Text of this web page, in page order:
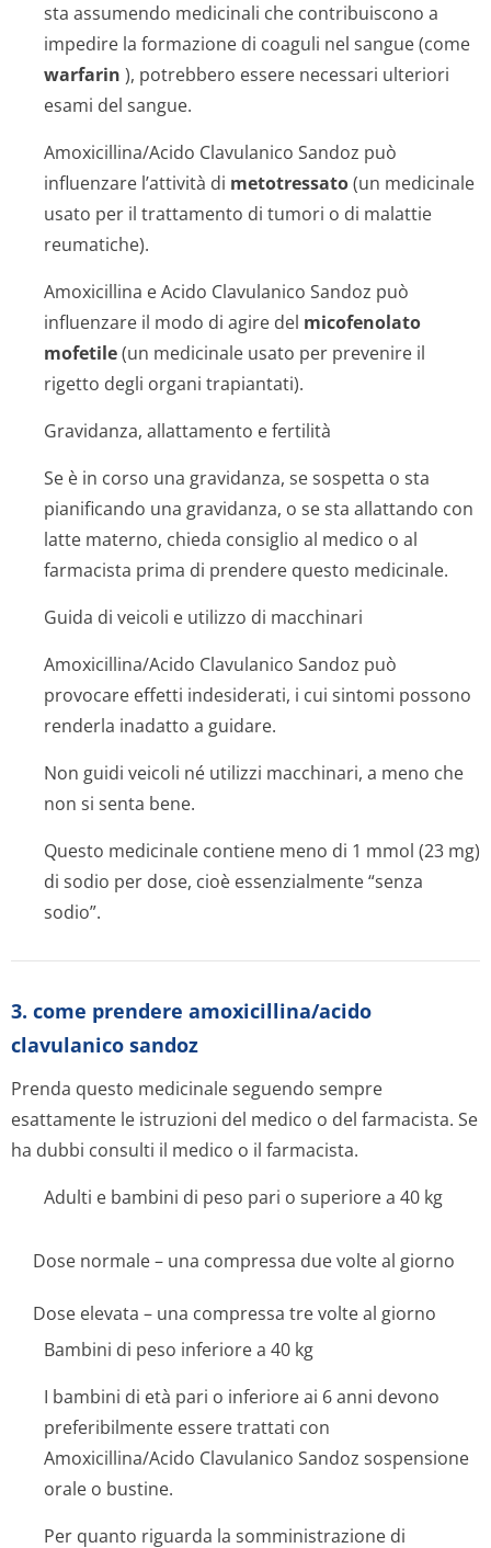
sta assumendo medicinali che contribuiscono a
impedire la formazione di coaguli nel sangue (come
warfarin ), potrebbero essere necessari ulteriori
esami del sangue.
Amoxicillina/Acido Clavulanico Sandoz può
influenzare l’attività di metotressato(un medicinale
usato per il trattamento di tumori o di malattie
reumatiche).
Amoxicillina e Acido Clavulanico Sandoz può
influenzare il modo di agire del micofenolato
mofetile(un medicinale usato per prevenire il
rigetto degli organi trapiantati).
Gravidanza, allattamento e fertilità
Se è in corso una gravidanza, se sospetta o sta
pianificando una gravidanza, o se sta allattando con
latte materno, chieda consiglio al medico o al
farmacista prima di prendere questo medicinale.
Guida di veicoli e utilizzo di macchinari
Amoxicillina/Acido Clavulanico Sandoz può
provocare effetti indesiderati, i cui sintomi possono
renderla inadatto a guidare.
Non guidi veicoli né utilizzi macchinari, a meno che
non si senta bene.
Questo medicinale contiene meno di 1 mmol (23 mg)
di sodio per dose, cioè essenzialmente “senza
sodio”.
3. come prendere amoxicillina/acido
clavulanico sandoz
Prenda questo medicinale seguendo sempre
esattamente le istruzioni del medico o del farmacista. Se
ha dubbi consulti il medico o il farmacista.
Adulti e bambini di peso pari o superiore a 40 kg
Dose normale – una compressa due volte al giorno
Dose elevata – una compressa tre volte al giorno
Bambini di peso inferiore a 40 kg
I bambini di età pari o inferiore ai 6 anni devono
preferibilmente essere trattati con
Amoxicillina/Acido Clavulanico Sandoz sospensione
orale o bustine.
Per quanto riguarda la somministrazione di